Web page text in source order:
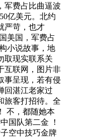
军费占比曲逼波
亿美元。北约
严苛，也才
美国，军费占
小说故事，地
取现实联系关
互联网，图片非
事呈现，若有侵
回湛江老家过
旅客打招待。全
不，都随她本
国队第二金 ！
空中技巧金牌